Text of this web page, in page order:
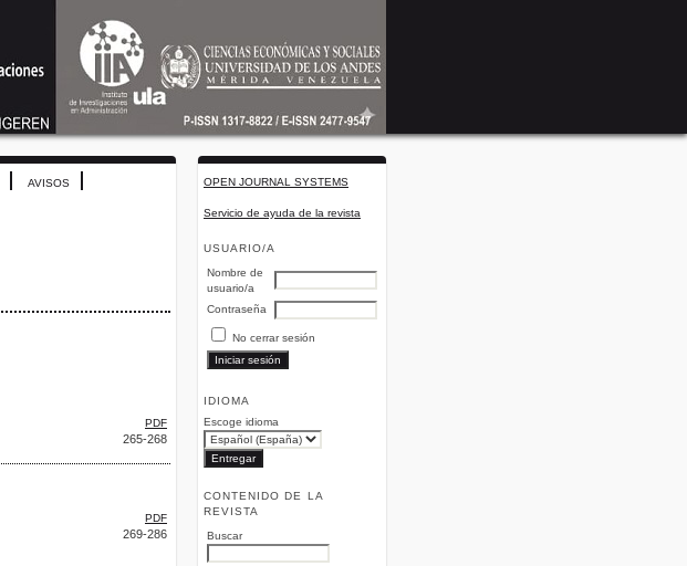
OPEN JOURNAL SYSTEMS
Servicio de ayuda de la revista
USUARIO/A
Nombre de
usuario/a
Contraseña
No cerrar sesión
IDIOMA
Escoge idioma
CONTENIDO DE LA
REVISTA
Buscar
AVISOS
PDF
265-268
PDF
269-286